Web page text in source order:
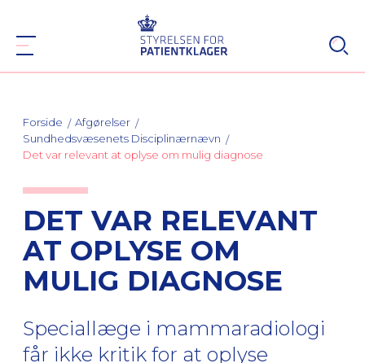
Forside
Afgørelser
Sundhedsvæsenets Disciplinærnævn
Det var relevant at oplyse om mulig diagnose
DET VAR RELEVANT
AT OPLYSE OM
MULIG DIAGNOSE
Speciallæge i mammaradiologi
får ikke kritik for at oplyse